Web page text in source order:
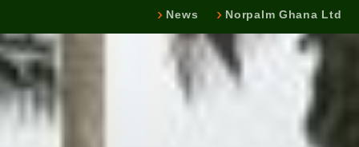
News Norpalm Ghana Ltd